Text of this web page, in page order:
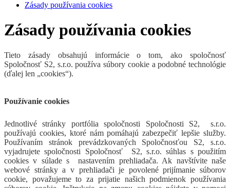
Zásady používania cookies
Zásady používania cookies
Tieto zásady obsahujú informácie o tom, ako spoločnosť
Spoločnosť S2, s.r.o. používa súbory cookie a podobné technológie
(ďalej len „cookies“).
Používanie cookies
Jednotlivé stránky portfólia spoločnosti
Spoločnosti S2, s.r.o.
používajú cookies, ktoré nám pomáhajú zabezpečiť lepšie služby.
Používaním stránok prevádzkovaných
Spoločnosťou S2, s.r.o.
vyjadrujete spoločnosti Spoločnosť S2, s.r.o. súhlas s použitím
cookies v súlade s nastavením prehliadača. Ak navštívite naše
webové stránky a v prehliadači je povolené prijímanie súborov
cookie, považujeme to za prijatie našich podmienok používania